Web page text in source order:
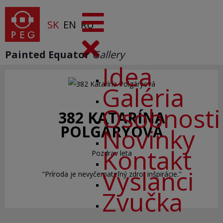
Idea
Galéria
Osobnosti
Novinky
Kontakt
Vyslanci
Zvučka
SK EN RU
Painted EquatorGallery
382 KATARÍNA
POLGÁRYOVÁ
"Príroda je nevyčerpateľný zdroj inšpirácie."
Pozdrav leta